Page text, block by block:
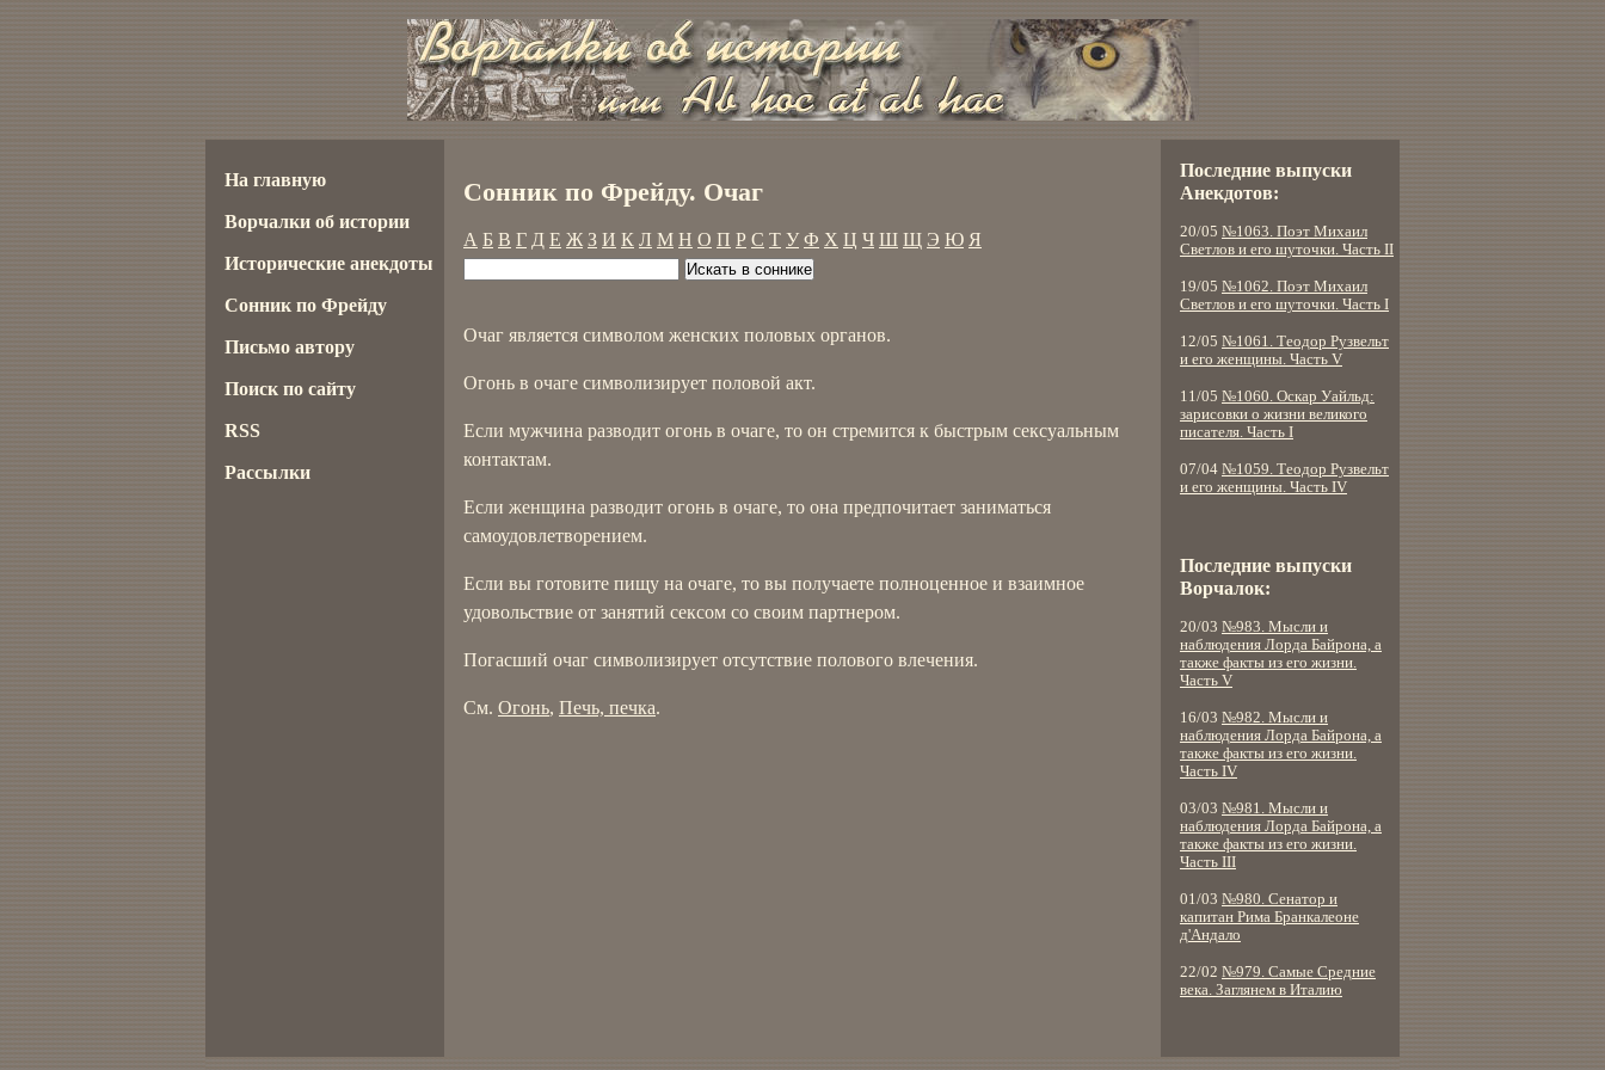
Сонник по Фрейду. Очаг
А Б В Г Д Е Ж З И К Л М Н О П Р С Т У Ф Х Ц Ч Ш Щ Э Ю Я
Очаг является символом женских половых органов.
Огонь в очаге символизирует половой акт.
Если мужчина разводит огонь в очаге, то он стремится к быстрым сексуальным
контактам.
Если женщина разводит огонь в очаге, то она предпочитает заниматься
самоудовлетворением.
Если вы готовите пищу на очаге, то вы получаете полноценное и взаимное
удовольствие от занятий сексом со своим партнером.
Погасший очаг символизирует отсутствие полового влечения.
См. Огонь, Печь, печка.
На главную
Ворчалки об истории
Исторические анекдоты
Сонник по Фрейду
Письмо автору
Поиск по сайту
RSS
Рассылки
Последние выпуски
Анекдотов:
20/05 №1063. Поэт Михаил
Светлов и его шуточки. Часть II
19/05 №1062. Поэт Михаил
Светлов и его шуточки. Часть I
12/05 №1061. Теодор Рузвельт
и его женщины. Часть V
11/05 №1060. Оскар Уайльд:
зарисовки о жизни великого
писателя. Часть I
07/04 №1059. Теодор Рузвельт
и его женщины. Часть IV
Последние выпуски
Ворчалок:
20/03 №983. Мысли и
наблюдения Лорда Байрона, а
также факты из его жизни.
Часть V
16/03 №982. Мысли и
наблюдения Лорда Байрона, а
также факты из его жизни.
Часть IV
03/03 №981. Мысли и
наблюдения Лорда Байрона, а
также факты из его жизни.
Часть III
01/03 №980. Сенатор и
капитан Рима Бранкалеоне
д'Андало
22/02 №979. Самые Средние
века. Заглянем в Италию